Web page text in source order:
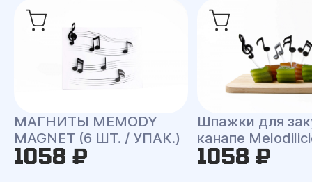
МАГНИТЫ MEMODY
MAGNET (6 ШТ. / УПАК.)
1058 ₽
Шпажки для
канапе
1058 ₽